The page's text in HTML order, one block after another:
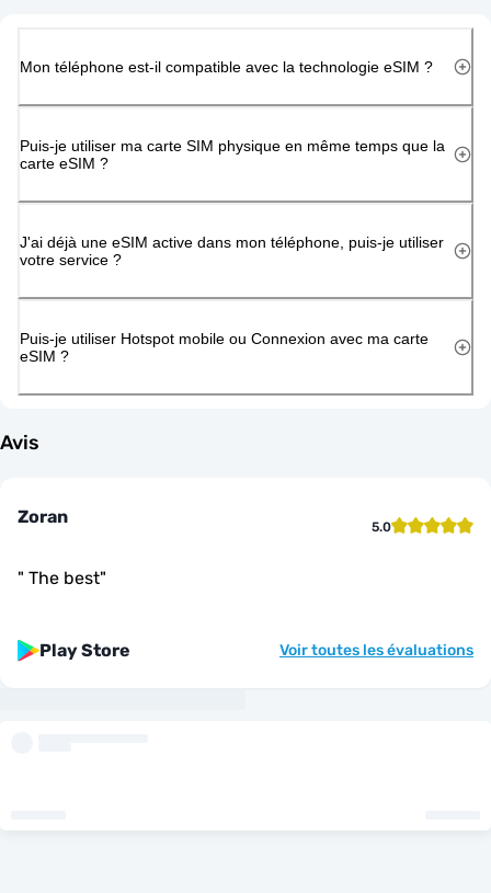
Mon téléphone est-il compatible avec la technologie eSIM ?
Puis-je utiliser ma carte SIM physique en même temps que la
carte eSIM ?
J'ai déjà une eSIM active dans mon téléphone, puis-je utiliser
votre service ?
Puis-je utiliser Hotspot mobile ou Connexion avec ma carte
eSIM ?
Avis
Zoran 5.0
" The best"
Play Store Voir toutes les évaluations